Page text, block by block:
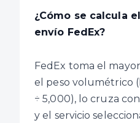
¿Cómo se calcula
envío FedEx?
FedEx toma el
el peso volumétrico
÷ 5,000), lo cruza
y el servicio